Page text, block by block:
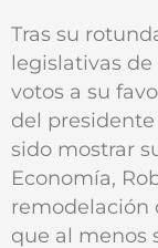
Tras su
legislativas
votos a su
del
sido mostrar
Economía,
remodelación
que al menos